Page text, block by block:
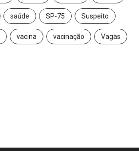
saúde SP-75 Suspeito
vacina vacinação Vagas